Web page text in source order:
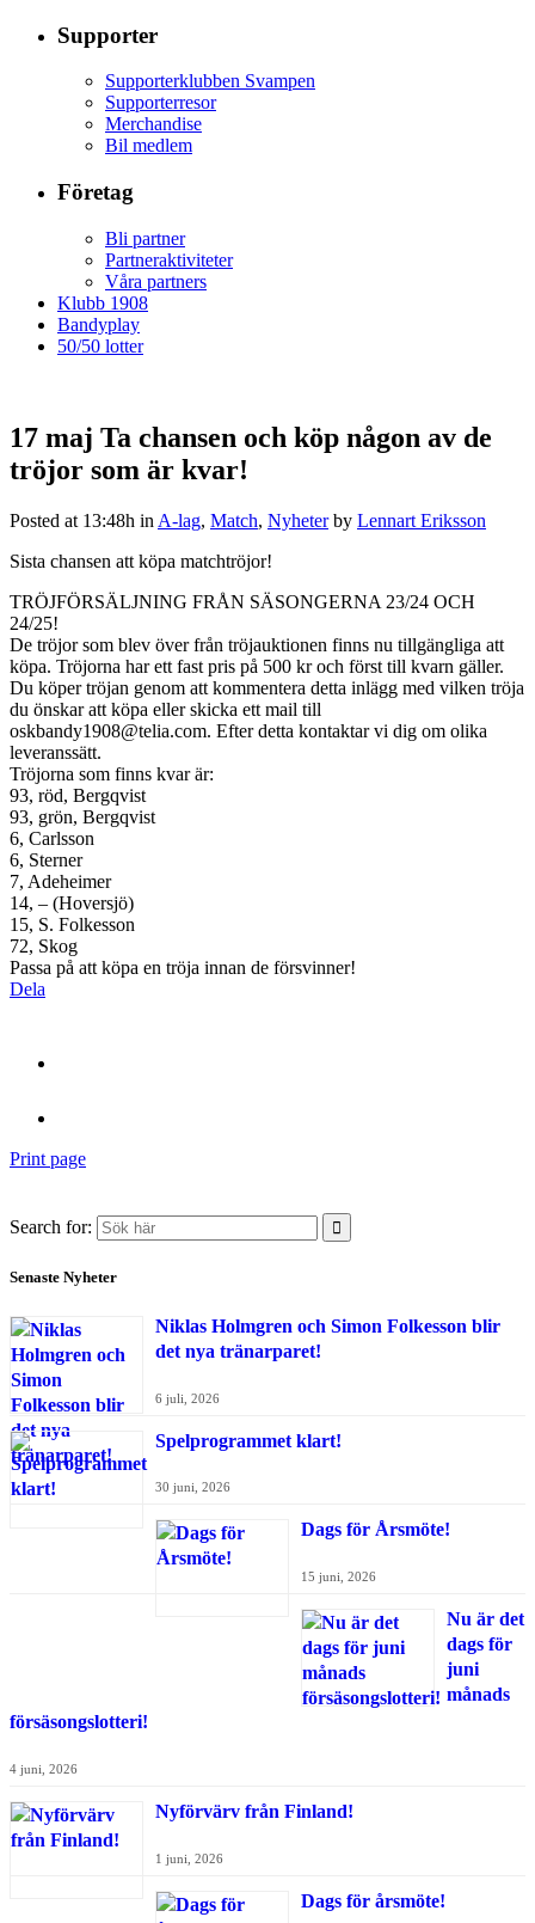
Supporter
Supporterklubben Svampen
Supporterresor
Merchandise
Bil medlem
Företag
Bli partner
Partneraktiviteter
Våra partners
Klubb 1908
Bandyplay
50/50 lotter
17 maj Ta chansen och köp någon av de
tröjor som är kvar!
Posted at 13:48h in A-lag, Match, Nyheter by Lennart Eriksson
Sista chansen att köpa matchtröjor!
TRÖJFÖRSÄLJNING FRÅN SÄSONGERNA 23/24 OCH
24/25!
De tröjor som blev över från tröjauktionen finns nu tillgängliga att
köpa. Tröjorna har ett fast pris på 500 kr och först till kvarn gäller.
Du köper tröjan genom att kommentera detta inlägg med vilken tröja
du önskar att köpa eller skicka ett mail till
oskbandy1908@telia.com. Efter detta kontaktar vi dig om olika
leveranssätt.
Tröjorna som finns kvar är:
93, röd, Bergqvist
93, grön, Bergqvist
6, Carlsson
6, Sterner
7, Adeheimer
14, – (Hoversjö)
15, S. Folkesson
72, Skog
Passa på att köpa en tröja innan de försvinner!
Dela
Print page
Search for:
Senaste Nyheter
Niklas Holmgren och Simon Folkesson blir
det nya tränarparet!
6 juli, 2026
Spelprogrammet klart!
30 juni, 2026
Dags för Årsmöte!
15 juni, 2026
Nu är det
dags för
juni
månads
försäsongslotteri!
4 juni, 2026
Nyförvärv från Finland!
1 juni, 2026
Dags för årsmöte!